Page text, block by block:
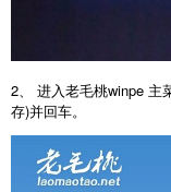
2、 进入老毛桃winpe 主
存)并回车。